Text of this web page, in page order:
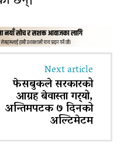
Next article
फेसबुकले सरकारको
आग्रह बेवास्ता गर्‍यो,
अन्तिमपटक ७ दिनको
अल्टिमेटम